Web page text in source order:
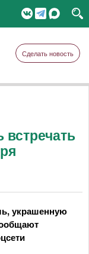
Сделать новость
встречать
украшенную